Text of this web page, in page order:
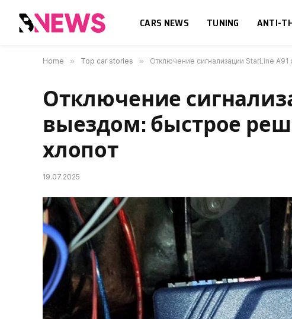
CARS NEWS TUNING ANTI-
Home » Top car stories » Отключение сигнализации StarLine
Отключение
выездом: быстрое
хлопот
19.07.2025